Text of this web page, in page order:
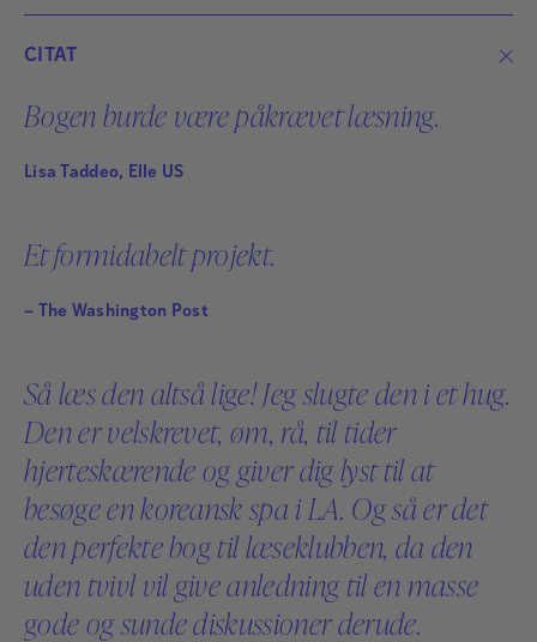
Emily Ratajkowski
Emily Ratajkowski er fotomodel, skuespiller, aktivist,
CITAT
Bogen burde være påkrævet læsning.
Lisa Taddeo, Elle US
Et formidabelt projekt.
– The Washington Post
Så læs den altså lige! Jeg slugte den i et hug.
Den er velskrevet, øm, rå, til tider
hjerteskærende og giver dig lyst til at
besøge en koreansk spa i LA. Og så er det
den perfekte bog til læseklubben, da den
uden tvivl vil give anledning til en masse
gode og sunde diskussioner derude.